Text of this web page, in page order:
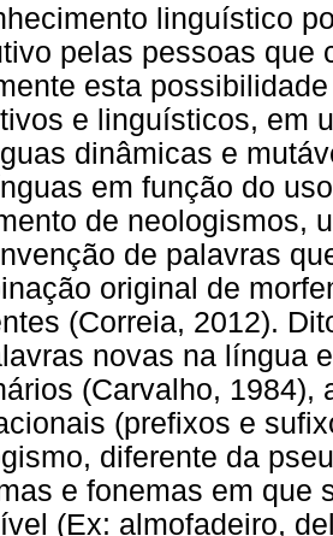
linguístico
pelas pessoas que
esta
e linguísticos, em
dinâmicas e
em função do
de neologismos,
de palavras
original de
(Correia, 2012).
novas na língua
(Carvalho, 1984),
(prefixos e
diferente da
e fonemas em que
(Ex: almofadeiro,